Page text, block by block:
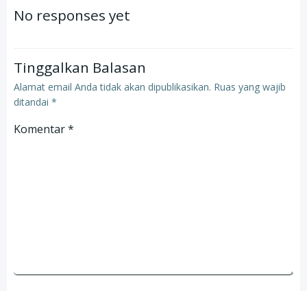
navigation
No responses yet
Tinggalkan Balasan
Alamat email Anda tidak akan dipublikasikan. Ruas yang wajib
ditandai *
Komentar*